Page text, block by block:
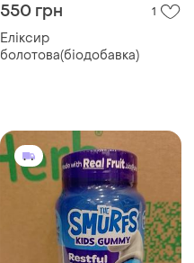
550 грн 1
Еліксир
болотова(біодобавка)